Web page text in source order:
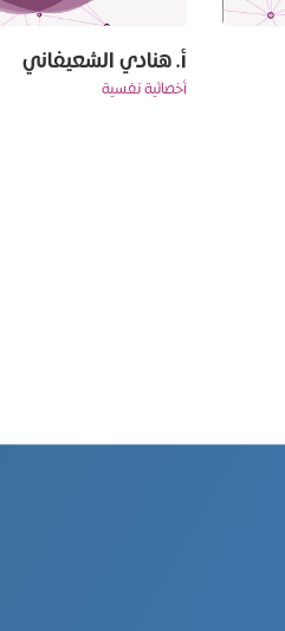
أ. هنادي الشعيفاني
‏‏‏‏‏‏‏‏أخصائية نفسية